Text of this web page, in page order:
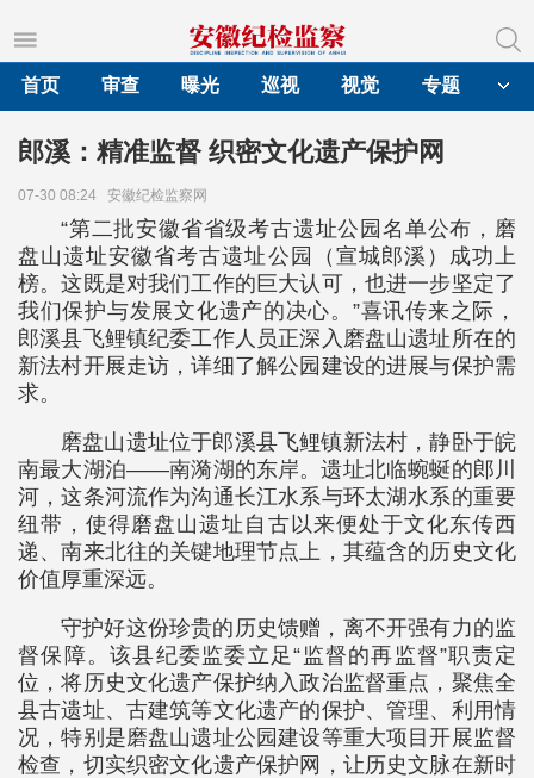
首页
审查 曝光 巡视 视觉 专题
郎溪：精准监督 织密文化遗产保护网
07-30 08:24 安徽纪检监察网
“第二批安徽省省级考古遗址公园名单公布，磨
盘山遗址安徽省考古遗址公园（宣城郎溪）成功上
榜。这既是对我们工作的巨大认可，也进一步坚定了
我们保护与发展文化遗产的决心。”喜讯传来之际，
郎溪县飞鲤镇纪委工作人员正深入磨盘山遗址所在的
新法村开展走访，详细了解公园建设的进展与保护需
求。
磨盘山遗址位于郎溪县飞鲤镇新法村，静卧于皖
南最大湖泊——南漪湖的东岸。遗址北临蜿蜒的郎川
河，这条河流作为沟通长江水系与环太湖水系的重要
纽带，使得磨盘山遗址自古以来便处于文化东传西
递、南来北往的关键地理节点上，其蕴含的历史文化
价值厚重深远。
守护好这份珍贵的历史馈赠，离不开强有力的监
督保障。该县纪委监委立足“监督的再监督”职责定
位，将历史文化遗产保护纳入政治监督重点，聚焦全
县古遗址、古建筑等文化遗产的保护、管理、利用情
况，特别是磨盘山遗址公园建设等重大项目开展监督
检查，切实织密文化遗产保护网，让历史文脉在新时